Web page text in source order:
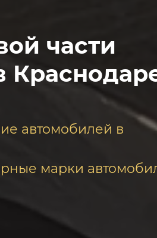
части
автомобилей в
марки